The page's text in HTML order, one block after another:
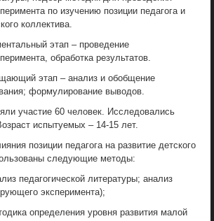
по изучению позиции педагога и
коллектива.
этап – проведение
обработка результатов.
этап – анализ и обобщение
формулирование выводов.
участие 60 человек. Исследовались
испытуемых – 14-15 лет.
позиции педагога на развитие детского
следующие методы:
педагогической литературы; анализ
эксперимента);
определения уровня развития малой